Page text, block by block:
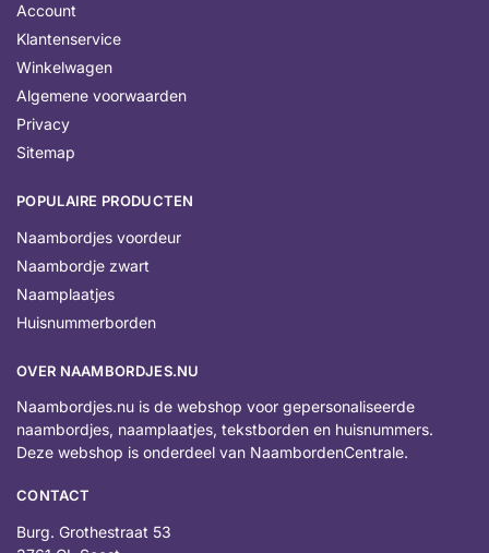
Account
Klantenservice
Winkelwagen
Algemene voorwaarden
Privacy
Sitemap
POPULAIRE PRODUCTEN
Naambordjes voordeur
Naambordje zwart
Naamplaatjes
Huisnummerborden
OVER NAAMBORDJES.NU
Naambordjes.nu is de webshop voor gepersonaliseerde
naambordjes, naamplaatjes, tekstborden en huisnummers.
Deze webshop is onderdeel van NaambordenCentrale.
CONTACT
Burg. Grothestraat 53